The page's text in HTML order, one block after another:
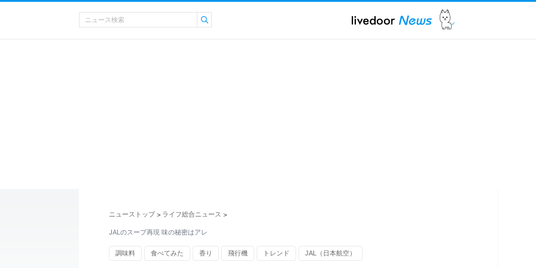
ニューストップ > ライフ総合ニュース >
JALのスープ再現 味の秘密はアレ
調味料 食べてみた 香り 飛行機 トレンド JAL（日本航空）